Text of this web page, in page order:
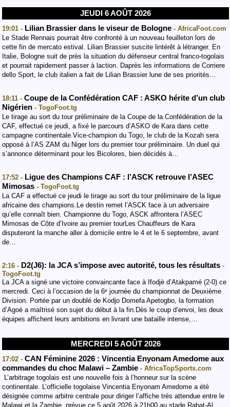
JEUDI 6 AOÛT 2026
19:01 - Lilian Brassier dans le viseur de Bologne - AfricaFoot.com
Le Stade Rennais pourrait être confronté à un nouveau feuilleton lors de
cette fin de mercato estival. Lilian Brassier suscite lintérêt à létranger. En
Italie, Bologne suit de près la situation du défenseur central franco-togolais
et pourrait rapidement passer à laction. Daprès les informations de Corriere
dello Sport, le club italien a fait de Lilian Brassier lune de ses priorités…
18:11 - Coupe de la Confédération CAF : ASKO hérite d’un club
Nigérien - TogoFoot.tg
Le tirage au sort du tour préliminaire de la Coupe de la Confédération de la
CAF, effectué ce jeudi, a fixé le parcours d’ASKO de Kara dans cette
campagne continentale.Vice-champion du Togo, le club de la Kozah sera
opposé à l’AS ZAM du Niger lors du premier tour préliminaire. Un duel qui
s’annonce déterminant pour les Bicolores, bien décidés à…
17:52 - Ligue des Champions CAF : l’ASCK retrouve l’ASEC
Mimosas - TogoFoot.tg
La CAF a effectué ce jeudi le tirage au sort du tour préliminaire de la ligue
africaine des champions.Le destin remet l’ASCK face à un adversaire
qu’elle connaît bien. Championne du Togo, ASCK affrontera l’ASEC
Mimosas de Côte d’Ivoire au premier tourLes Chauffeurs de Kara
disputeront la manche aller à domicile entre le 4 et le 6 septembre, avant
de…
2:16 - D2(J6): la JCA s’impose avec autorité, tous les résultats -
TogoFoot.tg
La JCA a signé une victoire convaincante face à Ifodjè d’Atakpamé (2-0) ce
mercredi. Ceci à l’occasion de la 6ᵉ journée du championnat de Deuxième
Division. Portée par un doublé de Kodjo Domefa Apetogbo, la formation
d’Agoè a maîtrisé son sujet du début à la fin.Dès le coup d’envoi, les deux
équipes affichent leurs ambitions en livrant une bataille intense,…
MERCREDI 5 AOÛT 2026
17:02 - CAN Féminine 2026 : Vincentia Enyonam Amedome aux
commandes du choc Malawi – Zambie - AfricaTopSports.com
​ L’arbitrage togolais est une nouvelle fois à l’honneur sur la scène
continentale. L’officielle togolaise Vincentia Enyonam Amedome a été
désignée comme arbitre centrale pour diriger l’affiche très attendue entre le
Malawi et la Zambie, prévue ce 5 août 2026 à 21h00 au stade Rabat-Al